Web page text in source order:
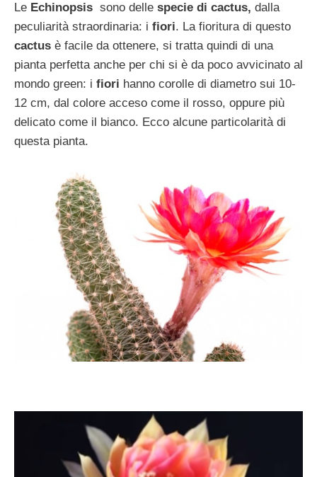
Le Echinopsis sono delle specie di cactus, dalla
peculiarità straordinaria: i fiori. La fioritura di questo
cactus è facile da ottenere, si tratta quindi di una
pianta perfetta anche per chi si è da poco avvicinato al
mondo green: i fiori hanno corolle di diametro sui 10-
12 cm, dal colore acceso come il rosso, oppure più
delicato come il bianco. Ecco alcune particolarità di
questa pianta.